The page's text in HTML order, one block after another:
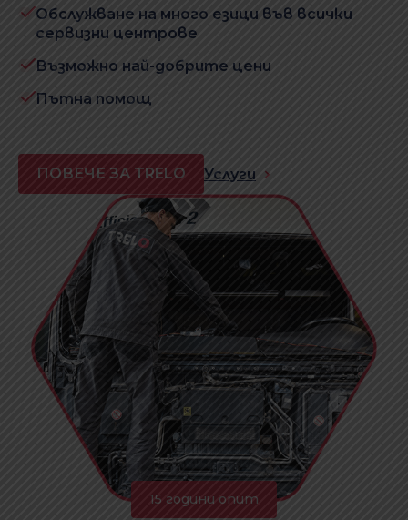
15 години опит
Обслужване на много езици във всички
сервизни центрове
Възможно най-добрите цени
Пътна помощ
ПОВЕЧЕ ЗА TRELO Услуги